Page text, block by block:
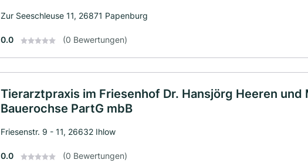
Zur Seeschleuse 11, 26871 Papenburg
0.0 (0 Bewertungen)
Tierarztpraxis im Friesenhof Dr. Hansjörg Heeren und
Bauerochse PartG mbB
Friesenstr. 9 - 11, 26632 Ihlow
0.0 (0 Bewertungen)